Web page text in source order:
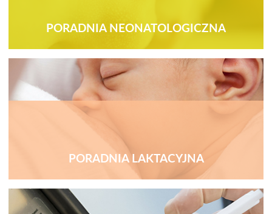
PORADNIA NEONATOLOGICZNA
PORADNIA LAKTACYJNA